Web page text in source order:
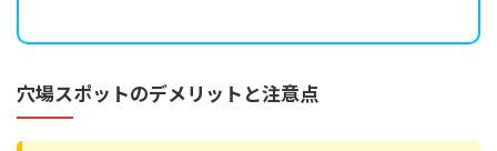
穴場スポットのデメリットと注意点